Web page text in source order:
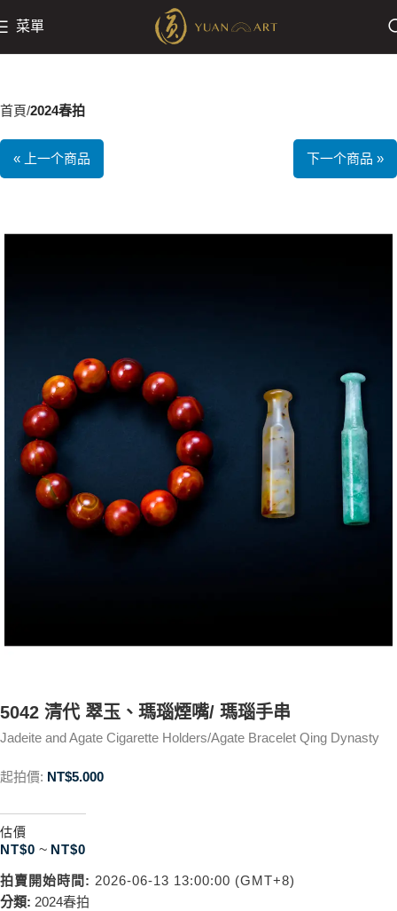
菜單
首頁 2024春拍
« 上一个商品 下一个商品 »
5042 清代 翠玉、瑪瑙煙嘴/ 瑪瑙手串
Jadeite and Agate Cigarette Holders/Agate Bracelet Qing Dynasty
起拍價: NT$5.000
估價
NT$0 ~ NT$0
拍賣開始時間: 2026-06-13 13:00:00 (GMT+8)
分類: 2024春拍